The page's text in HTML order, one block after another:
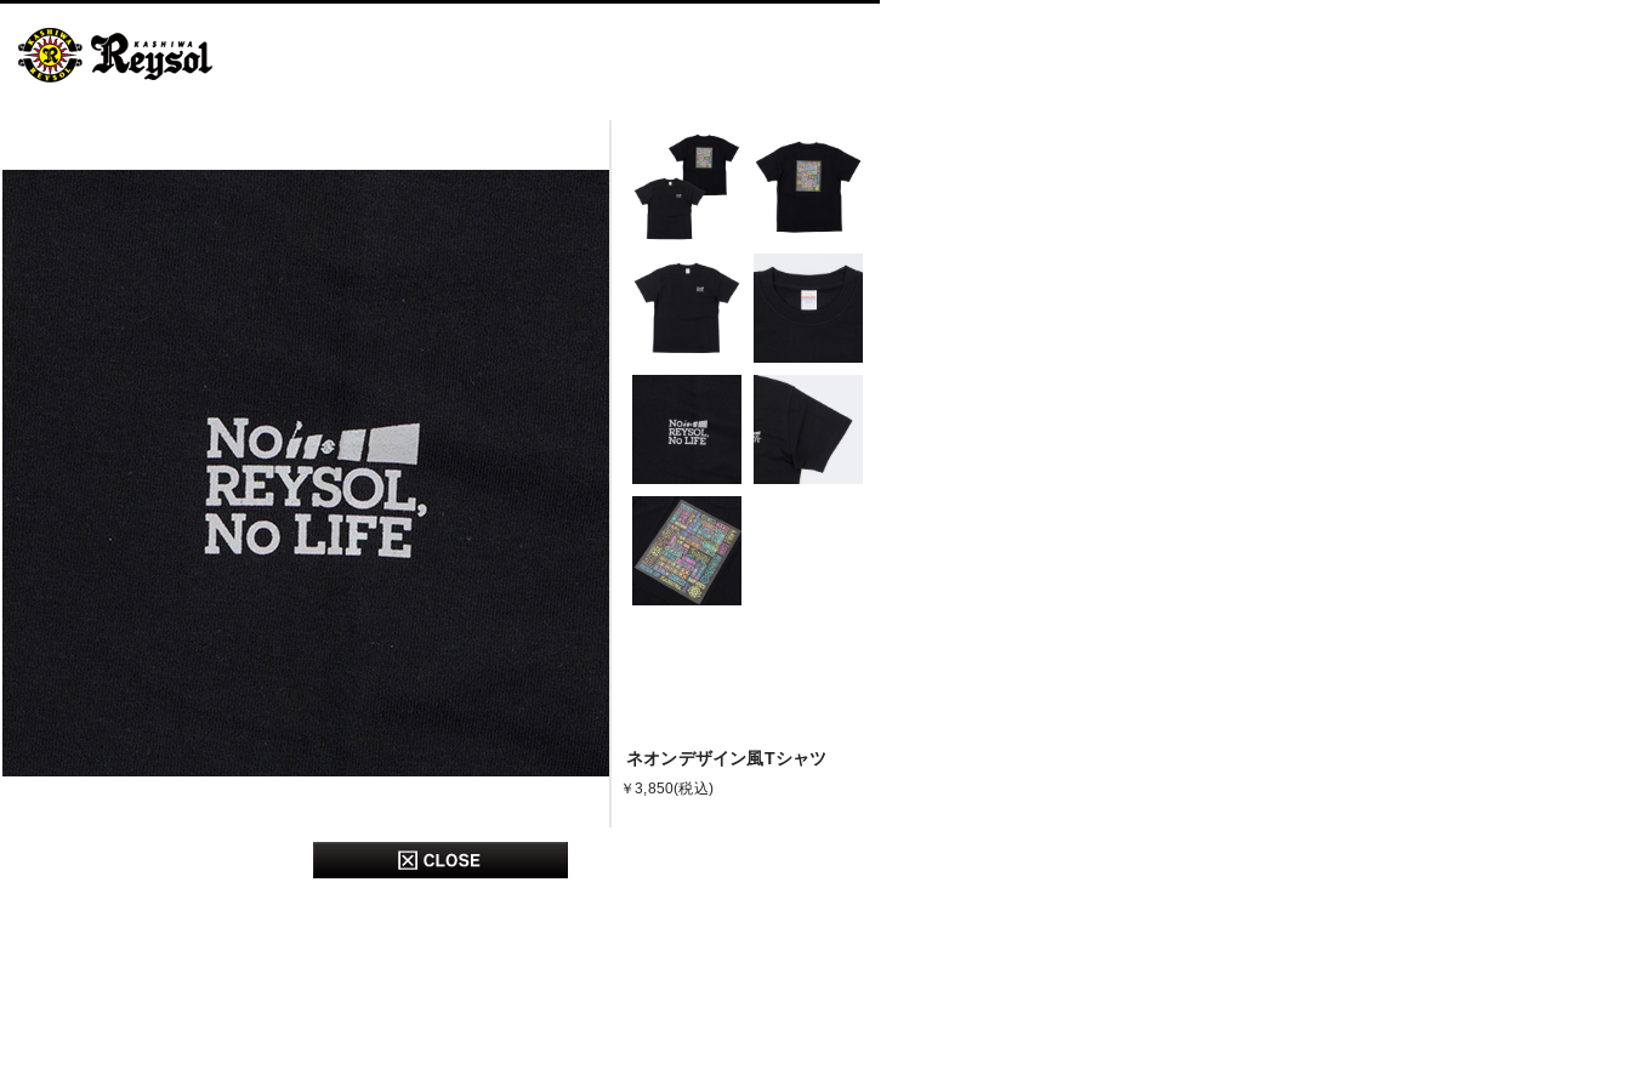
ネオンデザイン風Tシャツ
￥3,850(税込)